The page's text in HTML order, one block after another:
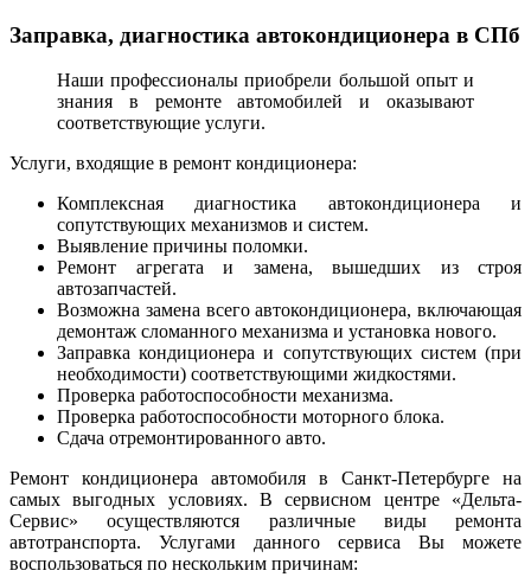
Заправка, диагностика автокондиционера в СПб
Наши профессионалы приобрели большой опыт и
знания в ремонте автомобилей и оказывают
соответствующие услуги.
Услуги, входящие в ремонт кондиционера:
Комплексная диагностика автокондиционера и
сопутствующих механизмов и систем.
Выявление причины поломки.
Ремонт агрегата и замена, вышедших из строя
автозапчастей.
Возможна замена всего автокондиционера, включающая
демонтаж сломанного механизма и установка нового.
Заправка кондиционера и сопутствующих систем (при
необходимости) соответствующими жидкостями.
Проверка работоспособности механизма.
Проверка работоспособности моторного блока.
Сдача отремонтированного авто.
Ремонт кондиционера автомобиля в Санкт-Петербурге на
самых выгодных условиях. В сервисном центре «Дельта-
Сервис» осуществляются различные виды ремонта
автотранспорта. Услугами данного сервиса Вы можете
воспользоваться по нескольким причинам: